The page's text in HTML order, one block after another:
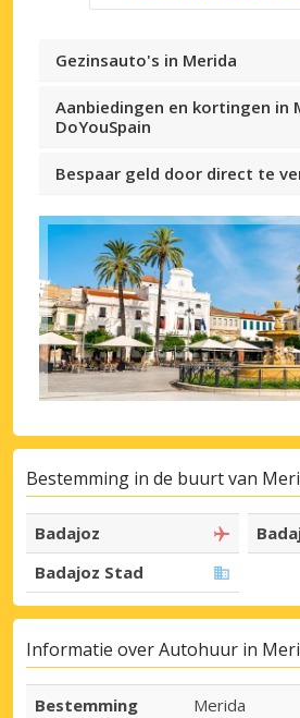
Gezinsauto's in Merida
Aanbiedingen en kortingen in
DoYouSpain
Bespaar geld door direct te
Bestemming in de buurt van
Badajoz
Badajoz Stad
Informatie over Autohuur in
Bestemming
Merida